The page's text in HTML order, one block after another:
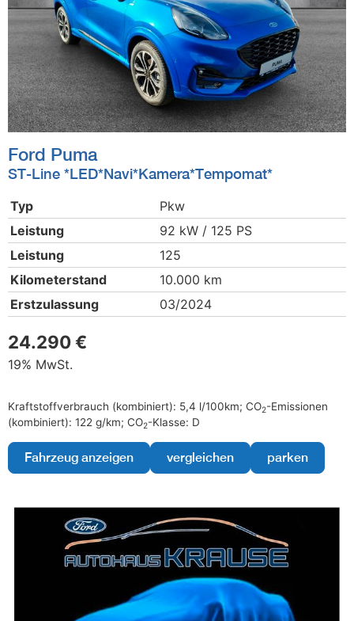
Ford Puma
ST-Line *LED*Navi*Kamera*Tempomat*
Typ
Pkw
Leistung
92 kW / 125 PS
Leistung
125
Kilometerstand
10.000 km
Erstzulassung
03/2024
24.290 €
19% MwSt.
Kraftstoffverbrauch (kombiniert): 5,4 l/100km; CO2-Emissionen
(kombiniert): 122 g/km; CO2-Klasse: D
Fahrzeug anzeigen vergleichen parken